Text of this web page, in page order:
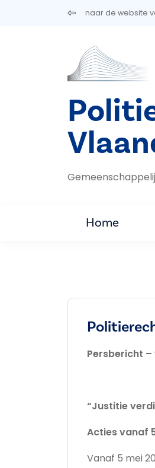
Overslaan en naar de inhoud gaan
naar de website
Home
Persbericht
“Justitie
Acties vanaf
Vanaf 5 mei